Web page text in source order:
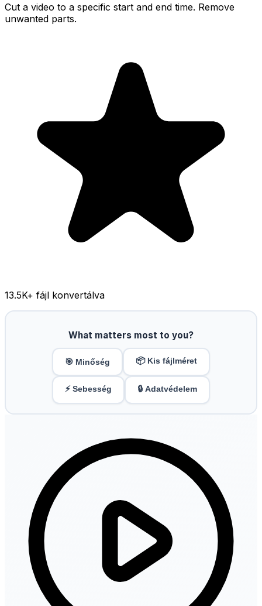
Cut a video to a specific start and end time. Remove
unwanted parts.
13.5K+ fájl konvertálva
What matters most to you?
🎯 Minőség 📦 Kis fájlméret
⚡ Sebesség 🔒 Adatvédelem